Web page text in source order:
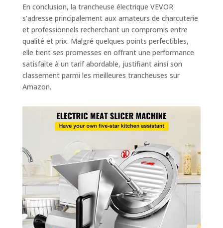
lisse. Le poussoir
alimentaire
protège
efficacement votre
sécurité pendant le
travail.
En conclusion, la trancheuse électrique VEVOR
s’adresse principalement aux amateurs de charcuterie
et professionnels recherchant un compromis entre
qualité et prix. Malgré quelques points perfectibles,
elle tient ses promesses en offrant une performance
satisfaite à un tarif abordable, justifiant ainsi son
classement parmi les meilleures trancheuses sur
Amazon.